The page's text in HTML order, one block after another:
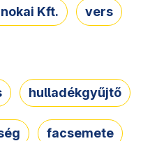
Kft. vers
hulladékgyűjtő
facsemete